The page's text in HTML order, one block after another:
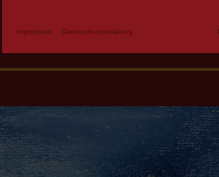
Impressum Datenschutzerklärung